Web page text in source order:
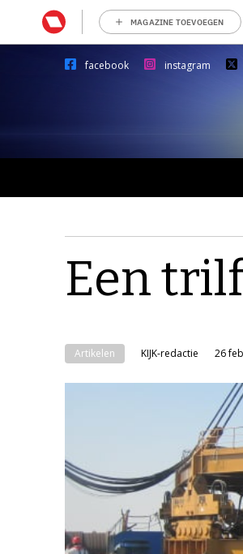
MAGAZINE TOEVOEGEN
facebook instagram
Een
Artikelen KIJK-redactie 26